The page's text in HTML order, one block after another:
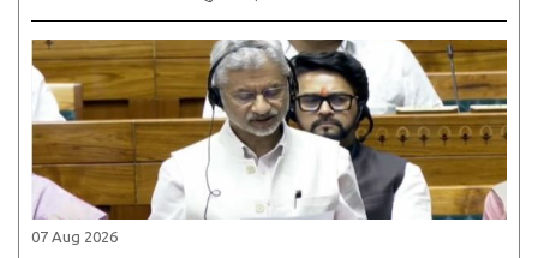
07 Aug 2026